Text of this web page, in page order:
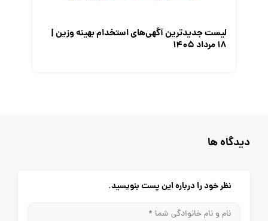
لیست جدیدترین آگهی‌های استخدام بهینه وزین |
۱۸ مرداد ۱۴۰۵
دیدگاه ها
نظر خود را درباره این پست بنویسید.